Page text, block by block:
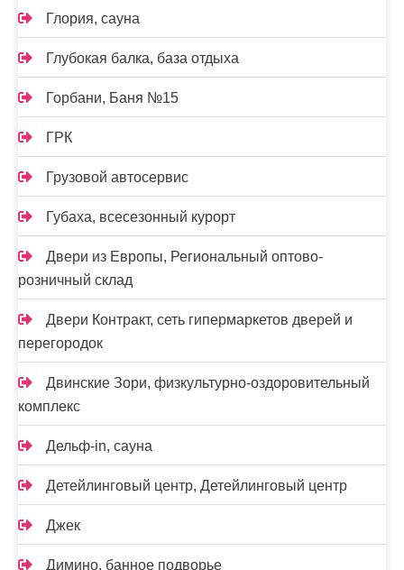
Глория, сауна
Глубокая балка, база отдыха
Горбани, Баня №15
ГРК
Грузовой автосервис
Губаха, всесезонный курорт
Двери из Европы, Региональный оптово-
розничный склад
Двери Контракт, сеть гипермаркетов дверей и
перегородок
Двинские Зори, физкультурно-оздоровительный
комплекс
Дельф-in, сауна
Детейлинговый центр, Детейлинговый центр
Джек
Димино, банное подворье